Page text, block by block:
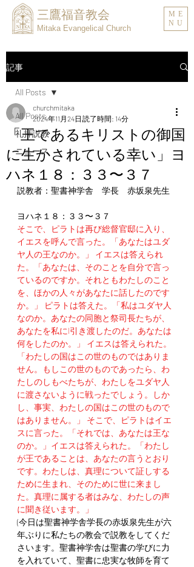
三鷹福音教会
Mitaka Evangelical Church
ME
NU
記事
All Posts
礼拝説教
ニュース
All Posts
「王であるキリストの御国
に生かされている幸い」ヨ
ハネ１８：３３〜３７
churchmitaka
2024年11月24日 読了時間: 14分
説教者：聖書神学舎　学長　赤坂泉先生
ヨハネ１８：３３〜３７
そこで、ピラトは再び総督官邸に入り、
イエスを呼んで言った。「あなたはユダ
ヤ人の王なのか。」 イエスは答えられ
た。「あなたは、そのことを自分で言っ
ているのですか。それともわたしのこと
を、ほかの人々があなたに話したのです
か。」 ピラトは答えた。「私はユダヤ人
なのか。あなたの同胞と祭司長たちが、
あなたを私にl引き渡したのだ。あなたは
何をしたのか。」 イエスは答えられた。
「わたしの国はこの世のものではありま
せん。もしこの世のものであったら、わ
たしのしもべたちが、わたしをユダヤ人
に渡さないように戦ったでしょう。しか
し、事実、わたしの国はこの世のもので
はありません。」 そこで、ピラトはイエ
スに言った。「それでは、あなたは王な
のか。」イエスは答えられた。「わたし
が王であることは、あなたの言うとおり
です。わたしは、真理について証しする
ために生まれ、そのために世に来まし
た。真理に属する者はみな、わたしの声
に聞き従います。」
(今日は聖書神学舎学長の赤坂泉先生が六
年ぶりに私たちの教会で説教をしてくだ
さいます。聖書神学舎は聖書の学びに力
を入れていて、聖書に忠実な牧師を育て